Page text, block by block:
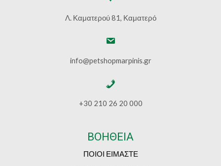
Λ. Καματερού 81, Καματερό
info@petshopmarpinis.gr
+30 210 26 20 000
ΒΟΗΘΕΙΑ
ΠΟΙΟΙ ΕΙΜΑΣΤΕ